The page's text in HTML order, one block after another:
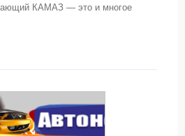
КАМАЗ — это и многое